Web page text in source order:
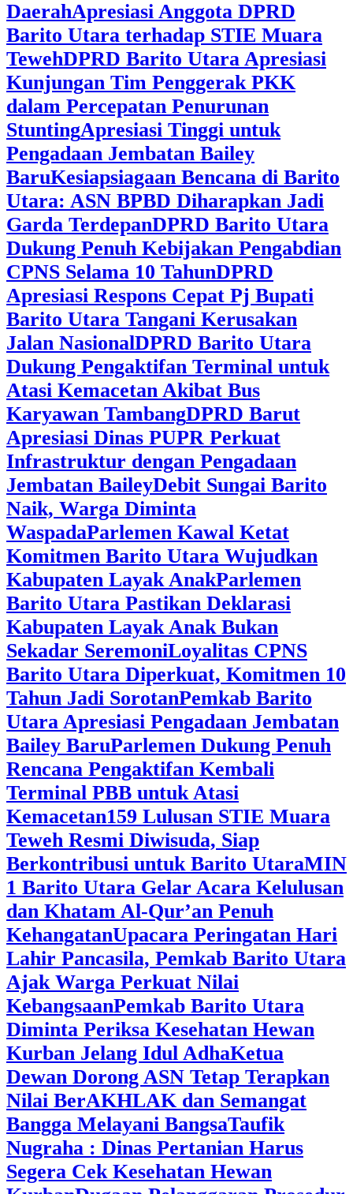
DaerahApresiasi Anggota DPRD
Barito Utara terhadap STIE Muara
TewehDPRD Barito Utara Apresiasi
Kunjungan Tim Penggerak PKK
dalam Percepatan Penurunan
StuntingApresiasi Tinggi untuk
Pengadaan Jembatan Bailey
BaruKesiapsiagaan Bencana di Barito
Utara: ASN BPBD Diharapkan Jadi
Garda TerdepanDPRD Barito Utara
Dukung Penuh Kebijakan Pengabdian
CPNS Selama 10 TahunDPRD
Apresiasi Respons Cepat Pj Bupati
Barito Utara Tangani Kerusakan
Jalan NasionalDPRD Barito Utara
Dukung Pengaktifan Terminal untuk
Atasi Kemacetan Akibat Bus
Karyawan TambangDPRD Barut
Apresiasi Dinas PUPR Perkuat
Infrastruktur dengan Pengadaan
Jembatan BaileyDebit Sungai Barito
Naik, Warga Diminta
WaspadaParlemen Kawal Ketat
Komitmen Barito Utara Wujudkan
Kabupaten Layak AnakParlemen
Barito Utara Pastikan Deklarasi
Kabupaten Layak Anak Bukan
Sekadar SeremoniLoyalitas CPNS
Barito Utara Diperkuat, Komitmen 10
Tahun Jadi SorotanPemkab Barito
Utara Apresiasi Pengadaan Jembatan
Bailey BaruParlemen Dukung Penuh
Rencana Pengaktifan Kembali
Terminal PBB untuk Atasi
Kemacetan159 Lulusan STIE Muara
Teweh Resmi Diwisuda, Siap
Berkontribusi untuk Barito UtaraMIN
1 Barito Utara Gelar Acara Kelulusan
dan Khatam Al-Qur’an Penuh
KehangatanUpacara Peringatan Hari
Lahir Pancasila, Pemkab Barito Utara
Ajak Warga Perkuat Nilai
KebangsaanPemkab Barito Utara
Diminta Periksa Kesehatan Hewan
Kurban Jelang Idul AdhaKetua
Dewan Dorong ASN Tetap Terapkan
Nilai BerAKHLAK dan Semangat
Bangga Melayani BangsaTaufik
Nugraha : Dinas Pertanian Harus
Segera Cek Kesehatan Hewan